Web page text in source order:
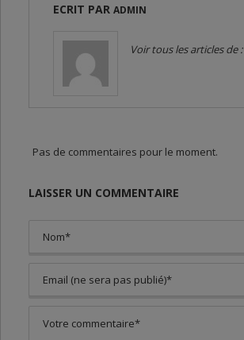
ECRIT PAR ADMIN
Voir tous les articles de :
Pas de commentaires pour le moment.
LAISSER UN COMMENTAIRE